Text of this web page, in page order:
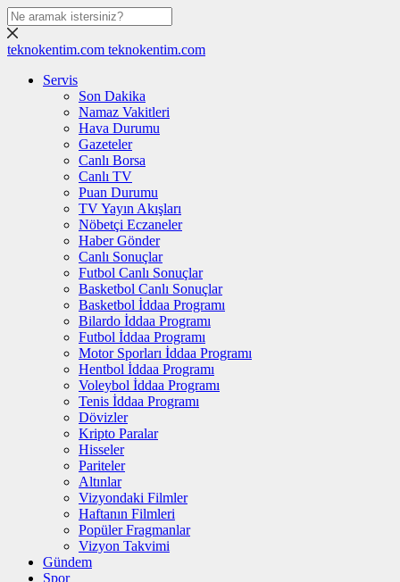
teknokentim.com teknokentim.com
Servis
Son Dakika
Namaz Vakitleri
Hava Durumu
Gazeteler
Canlı Borsa
Canlı TV
Puan Durumu
TV Yayın Akışları
Nöbetçi Eczaneler
Haber Gönder
Canlı Sonuçlar
Futbol Canlı Sonuçlar
Basketbol Canlı Sonuçlar
Basketbol İddaa Programı
Bilardo İddaa Programı
Futbol İddaa Programı
Motor Sporları İddaa Programı
Hentbol İddaa Programı
Voleybol İddaa Programı
Tenis İddaa Programı
Dövizler
Kripto Paralar
Hisseler
Pariteler
Altınlar
Vizyondaki Filmler
Haftanın Filmleri
Popüler Fragmanlar
Vizyon Takvimi
Gündem
Spor